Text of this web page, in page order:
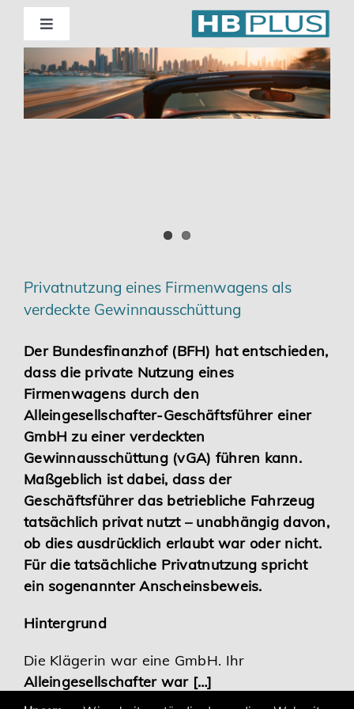
Skip
content
Toggle
Navigation
Standorte
Beratung
Karriere
Services
Privatnutzung eines Firmenwagens als
verdeckte Gewinnausschüttung
Der Bundesfinanzhof (BFH) hat entschieden,
dass die private Nutzung eines
Firmenwagens durch den
Alleingesellschafter-Geschäftsführer einer
GmbH zu einer verdeckten
Gewinnausschüttung (vGA) führen kann.
Maßgeblich ist dabei, dass der
Geschäftsführer das betriebliche Fahrzeug
tatsächlich privat nutzt – unabhängig davon,
ob dies ausdrücklich erlaubt war oder nicht.
Für die tatsächliche Privatnutzung spricht
ein sogenannter Anscheinsbeweis.
Hintergrund
Die Klägerin war eine GmbH. Ihr
Alleingesellschafter war […]